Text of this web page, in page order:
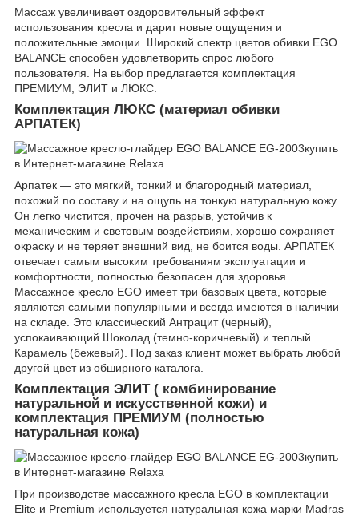
Массаж увеличивает оздоровительный эффект
использования кресла и дарит новые ощущения и
положительные эмоции. Широкий спектр цветов обивки EGO
BALANCE способен удовлетворить спрос любого
пользователя. На выбор предлагается комплектация
ПРЕМИУМ, ЭЛИТ и ЛЮКС.
Комплектация ЛЮКС (материал обивки
АРПАТЕК)
Арпатек — это мягкий, тонкий и благородный материал,
похожий по составу и на ощупь на тонкую натуральную кожу.
Он легко чистится, прочен на разрыв, устойчив к
механическим и световым воздействиям, хорошо сохраняет
окраску и не теряет внешний вид, не боится воды. АРПАТЕК
отвечает самым высоким требованиям эксплуатации и
комфортности, полностью безопасен для здоровья.
Массажное кресло EGO имеет три базовых цвета, которые
являются самыми популярными и всегда имеются в наличии
на складе. Это классический Антрацит (черный),
успокаивающий Шоколад (темно-коричневый) и теплый
Карамель (бежевый). Под заказ клиент может выбрать любой
другой цвет из обширного каталога.
Комплектация ЭЛИТ ( комбинирование
натуральной и искусственной кожи) и
комплектация ПРЕМИУМ (полностью
натуральная кожа)
При производстве массажного кресла EGO в комплектации
Elite и Premium используется натуральная кожа марки Madras